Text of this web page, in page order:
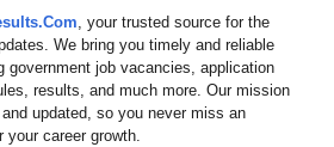
, your trusted source for the
We bring you timely and reliable
government job vacancies, application
results, and much more. Our mission
updated, so you never miss an
your career growth.